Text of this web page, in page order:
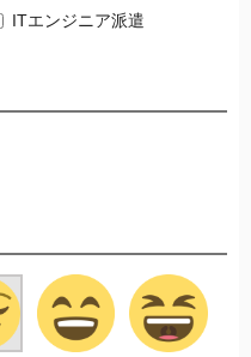
ITエンジニア派遣